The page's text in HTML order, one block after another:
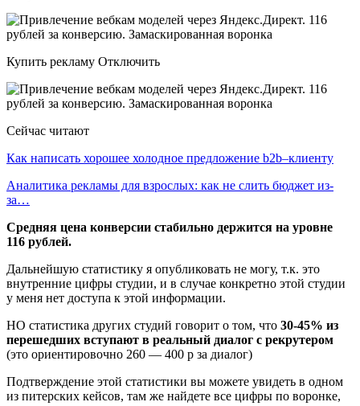
Купить рекламу Отключить
Сейчас читают
Как написать хорошее холодное предложение b2b–клиенту
Аналитика рекламы для взрослых: как не слить бюджет из-
за…
Средняя цена конверсии стабильно держится на уровне
116 рублей.
Дальнейшую статистику я опубликовать не могу, т.к. это
внутренние цифры студии, и в случае конкретно этой студии
у меня нет доступа к этой информации.
НО статистика других студий говорит о том, что 30-45% из
перешедших вступают в реальный диалог с рекрутером
(это ориентировочно 260 — 400 р за диалог)
Подтверждение этой статистики вы можете увидеть в одном
из питерских кейсов, там же найдете все цифры по воронке,